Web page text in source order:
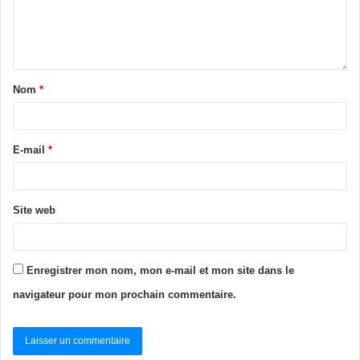
vous souhaite de fructueux échanges », a souhaité le
ministre de la défense,
J-H Koffo
Nom *
E-mail *
Site web
Enregistrer mon nom, mon e-mail et mon site dans le
navigateur pour mon prochain commentaire.